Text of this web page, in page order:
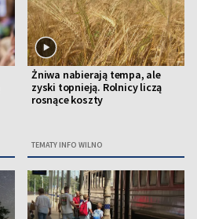
Żniwa nabierają tempa, ale
zyski topnieją. Rolnicy liczą
rosnące koszty
TEMATY INFO WILNO